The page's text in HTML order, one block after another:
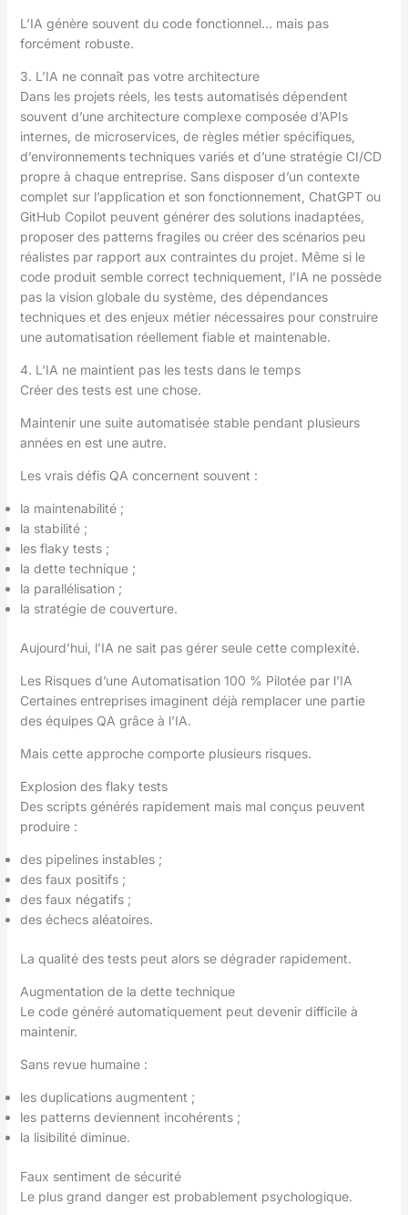
L’IA génère souvent du code fonctionnel… mais pas
forcément robuste.
3. L’IA ne connaît pas votre architecture
Dans les projets réels, les tests automatisés dépendent
souvent d’une architecture complexe composée d’APIs
internes, de microservices, de règles métier spécifiques,
d’environnements techniques variés et d’une stratégie CI/CD
propre à chaque entreprise. Sans disposer d’un contexte
complet sur l’application et son fonctionnement, ChatGPT ou
GitHub Copilot peuvent générer des solutions inadaptées,
proposer des patterns fragiles ou créer des scénarios peu
réalistes par rapport aux contraintes du projet. Même si le
code produit semble correct techniquement, l’IA ne possède
pas la vision globale du système, des dépendances
techniques et des enjeux métier nécessaires pour construire
une automatisation réellement fiable et maintenable.
4. L’IA ne maintient pas les tests dans le temps
Créer des tests est une chose.
Maintenir une suite automatisée stable pendant plusieurs
années en est une autre.
Les vrais défis QA concernent souvent :
la maintenabilité ;
la stabilité ;
les flaky tests ;
la dette technique ;
la parallélisation ;
la stratégie de couverture.
Aujourd’hui, l’IA ne sait pas gérer seule cette complexité.
Les Risques d’une Automatisation 100 % Pilotée par l’IA
Certaines entreprises imaginent déjà remplacer une partie
des équipes QA grâce à l’IA.
Mais cette approche comporte plusieurs risques.
Explosion des flaky tests
Des scripts générés rapidement mais mal conçus peuvent
produire :
des pipelines instables ;
des faux positifs ;
des faux négatifs ;
des échecs aléatoires.
La qualité des tests peut alors se dégrader rapidement.
Augmentation de la dette technique
Le code généré automatiquement peut devenir difficile à
maintenir.
Sans revue humaine :
les duplications augmentent ;
les patterns deviennent incohérents ;
la lisibilité diminue.
Faux sentiment de sécurité
Le plus grand danger est probablement psychologique.